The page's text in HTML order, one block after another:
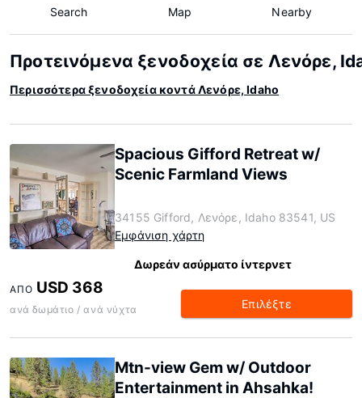
Search Map Nearby
Προτεινόμενα ξενοδοχεία σε Λενόρε,
Περισσότερα ξενοδοχεία κοντά Λενόρε, Idaho
Spacious Gifford Retreat w/
Scenic Farmland Views
34155 Gifford, Λενόρε, Idaho 83541, US
Εμφάνιση χάρτη
Δωρεάν ασύρματο ίντερνετ
ΑΠΌ USD 368
ανά δωμάτιο / ανά νύχτα Επιλέξτε
Mtn-view Gem w/ Outdoor
Entertainment in Ahsahka!